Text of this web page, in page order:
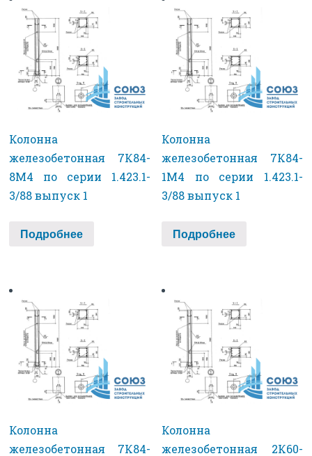
Колонна
железобетонная 7К84-
8М4 по серии 1.423.1-
3/88 выпуск 1
Подробнее
Колонна
железобетонная 7К84-
1М4 по серии 1.423.1-
3/88 выпуск 1
Подробнее
Колонна
железобетонная 7К84-
Колонна
железобетонная 2К60-